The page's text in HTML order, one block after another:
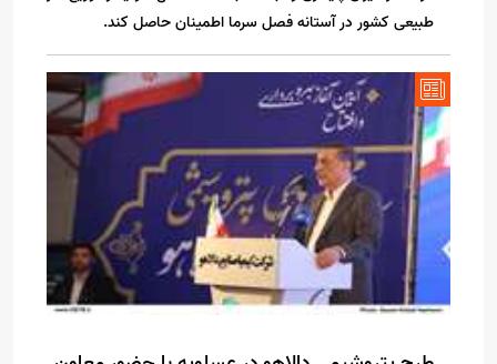
طبیعی کشور در آستانه فصل سرما اطمینان حاصل کند.